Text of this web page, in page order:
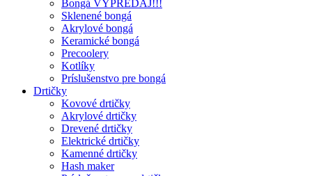
Bongá VÝPREDAJ!!!
Sklenené bongá
Akrylové bongá
Keramické bongá
Precoolery
Kotlíky
Príslušenstvo pre bongá
Drtičky
Kovové drtičky
Akrylové drtičky
Drevené drtičky
Elektrické drtičky
Kamenné drtičky
Hash maker